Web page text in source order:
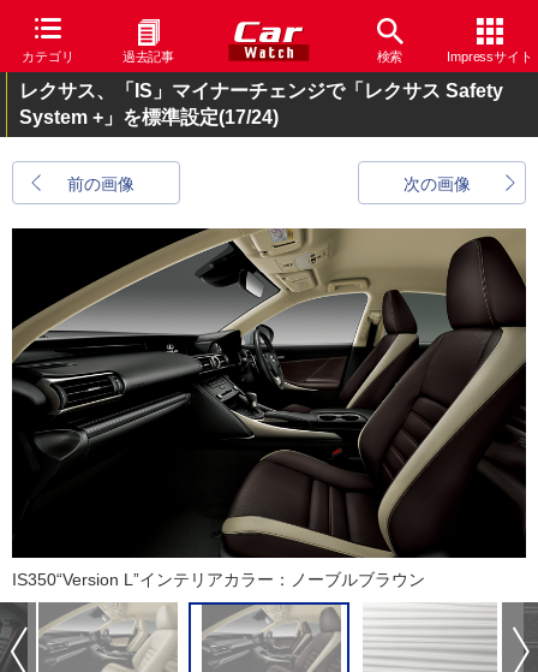
カテゴリ 過去記事 検索 Impressサイト
レクサス、「IS」マイナーチェンジで「レクサス Safety
System +」を標準設定(17/24)
前の画像 次の画像
IS350“Version L”インテリアカラー：ノーブルブラウン